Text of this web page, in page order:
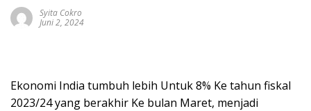
Syita Cokro
Juni 2, 2024
Ekonomi India tumbuh lebih Untuk 8% Ke tahun fiskal
2023/24 yang berakhir Ke bulan Maret, menjadi